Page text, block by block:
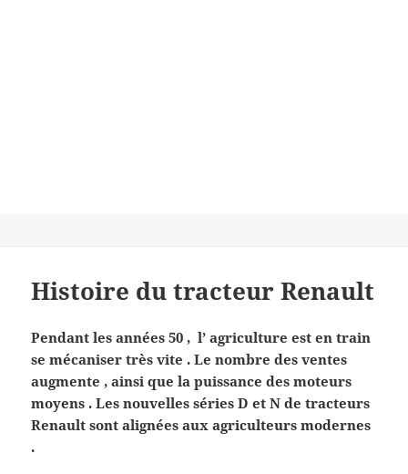
Histoire du tracteur Renault
Pendant les années 50 , l’ agriculture est en train
se mécaniser très vite . Le nombre des ventes
augmente , ainsi que la puissance des moteurs
moyens . Les nouvelles séries D et N de tracteurs
Renault sont alignées aux agriculteurs modernes
.